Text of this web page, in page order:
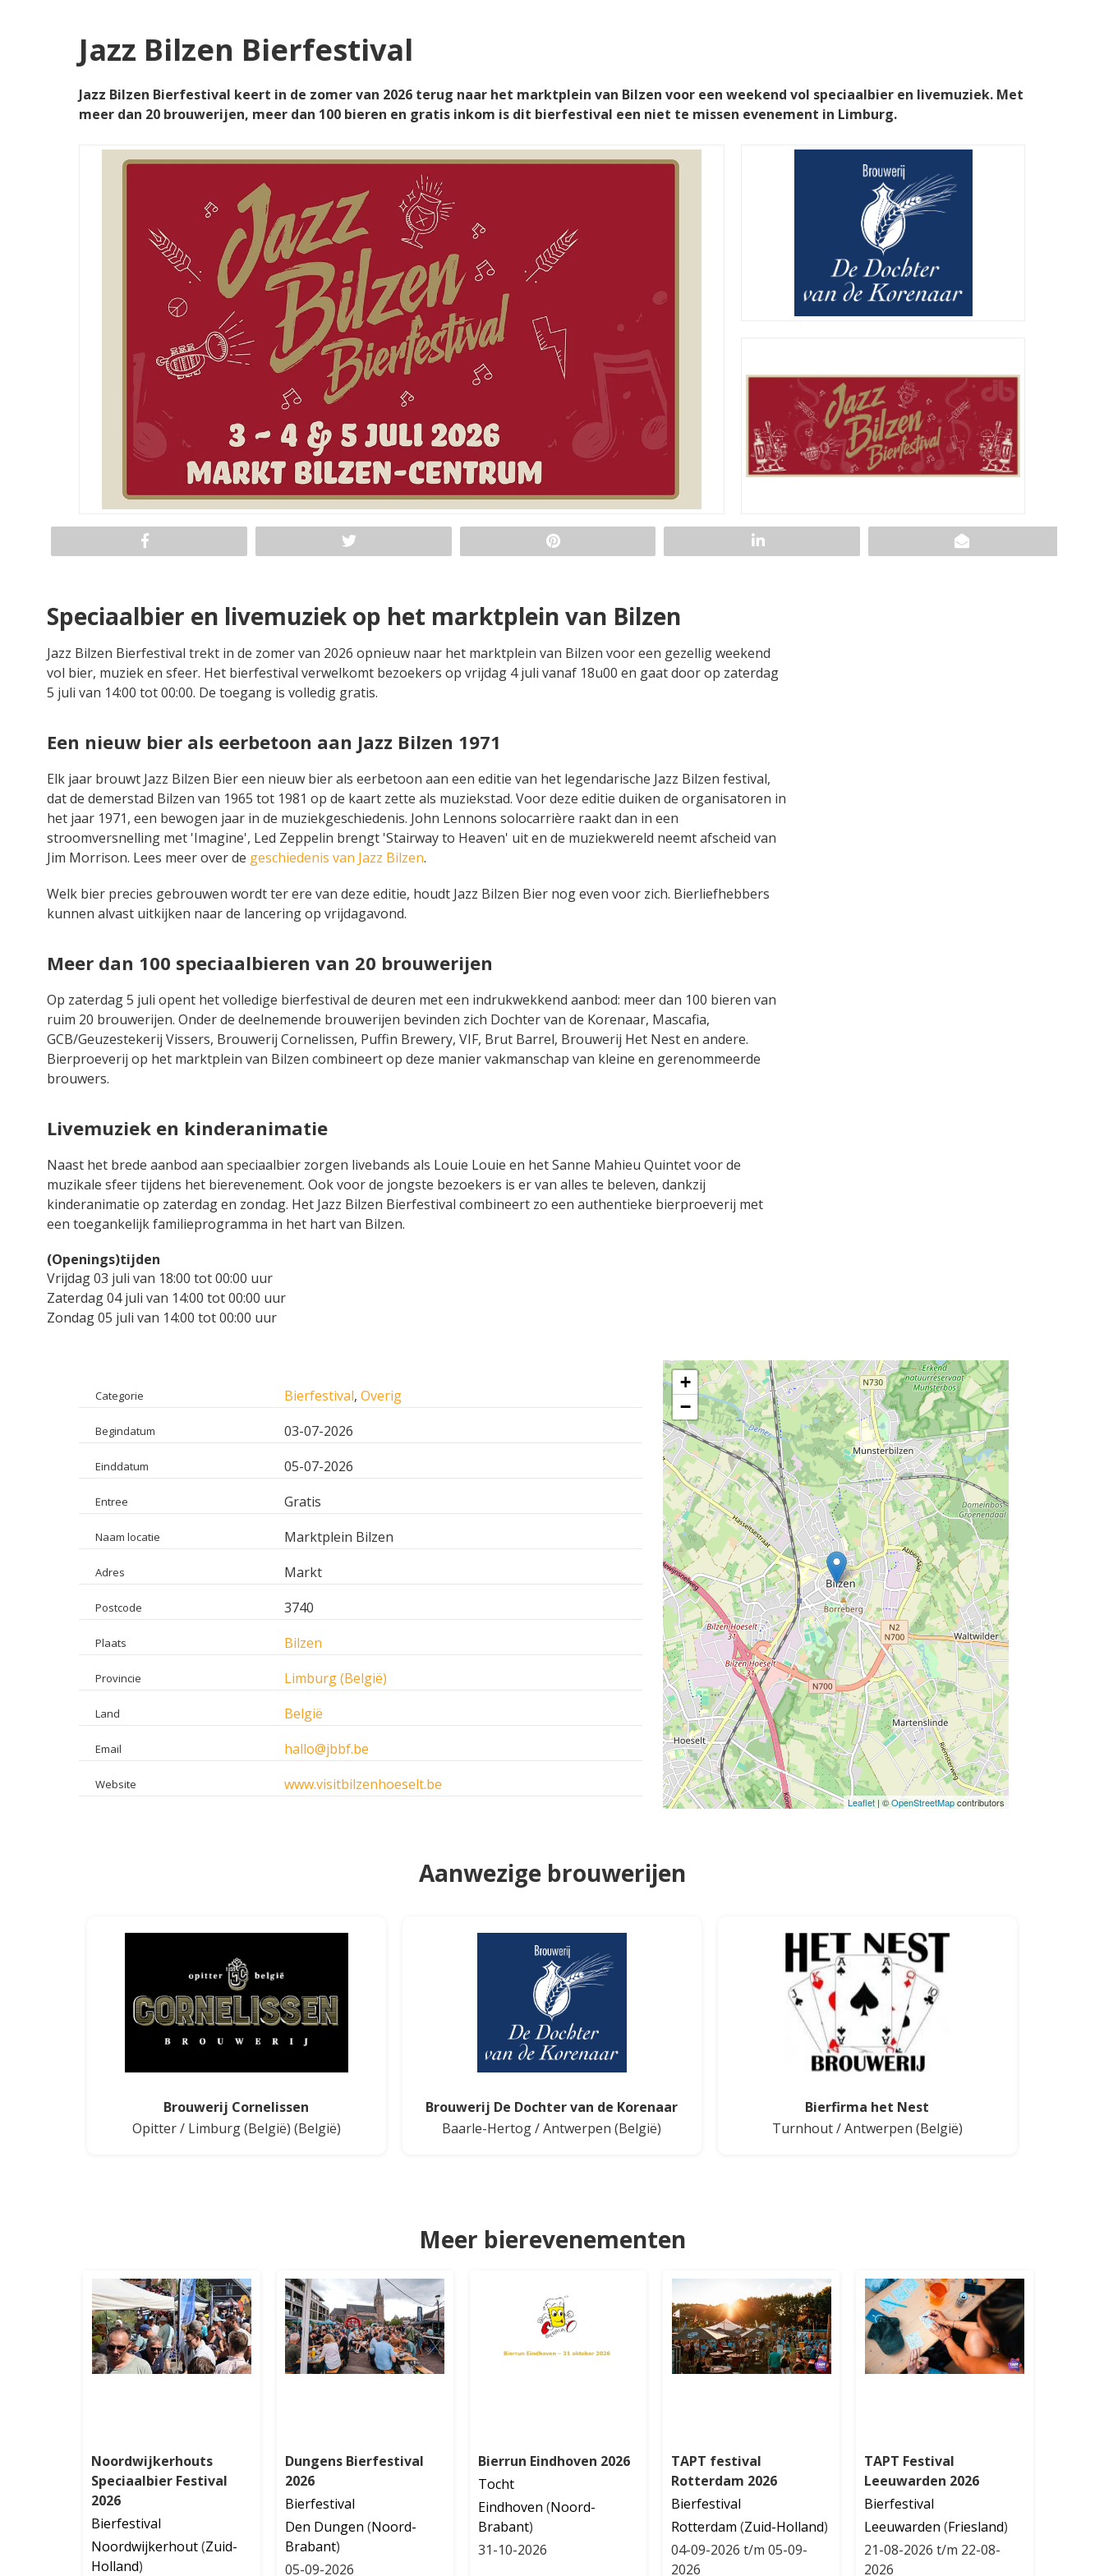
Jazz Bilzen Bierfestival
Jazz Bilzen Bierfestival keert in de zomer van 2026 terug naar het marktplein van Bilzen voor een weekend vol speciaalbier en livemuziek. Met
meer dan 20 brouwerijen, meer dan 100 bieren en gratis inkom is dit bierfestival een niet te missen evenement in Limburg.
Speciaalbier en livemuziek op het marktplein van Bilzen
Jazz Bilzen Bierfestival trekt in de zomer van 2026 opnieuw naar het marktplein van Bilzen voor een gezellig weekend
vol bier, muziek en sfeer. Het bierfestival verwelkomt bezoekers op vrijdag 4 juli vanaf 18u00 en gaat door op zaterdag
5 juli van 14:00 tot 00:00. De toegang is volledig gratis.
Een nieuw bier als eerbetoon aan Jazz Bilzen 1971
Elk jaar brouwt Jazz Bilzen Bier een nieuw bier als eerbetoon aan een editie van het legendarische Jazz Bilzen festival,
dat de demerstad Bilzen van 1965 tot 1981 op de kaart zette als muziekstad. Voor deze editie duiken de organisatoren in
het jaar 1971, een bewogen jaar in de muziekgeschiedenis. John Lennons solocarrière raakt dan in een
stroomversnelling met 'Imagine', Led Zeppelin brengt 'Stairway to Heaven' uit en de muziekwereld neemt afscheid van
Jim Morrison. Lees meer over de geschiedenis van Jazz Bilzen.
Welk bier precies gebrouwen wordt ter ere van deze editie, houdt Jazz Bilzen Bier nog even voor zich. Bierliefhebbers
kunnen alvast uitkijken naar de lancering op vrijdagavond.
Meer dan 100 speciaalbieren van 20 brouwerijen
Op zaterdag 5 juli opent het volledige bierfestival de deuren met een indrukwekkend aanbod: meer dan 100 bieren van
ruim 20 brouwerijen. Onder de deelnemende brouwerijen bevinden zich Dochter van de Korenaar, Mascafia,
GCB/Geuzestekerij Vissers, Brouwerij Cornelissen, Puffin Brewery, VIF, Brut Barrel, Brouwerij Het Nest en andere.
Bierproeverij op het marktplein van Bilzen combineert op deze manier vakmanschap van kleine en gerenommeerde
brouwers.
Livemuziek en kinderanimatie
Naast het brede aanbod aan speciaalbier zorgen livebands als Louie Louie en het Sanne Mahieu Quintet voor de
muzikale sfeer tijdens het bierevenement. Ook voor de jongste bezoekers is er van alles te beleven, dankzij
kinderanimatie op zaterdag en zondag. Het Jazz Bilzen Bierfestival combineert zo een authentieke bierproeverij met
een toegankelijk familieprogramma in het hart van Bilzen.
(Openings)tijden
Vrijdag 03 juli van 18:00 tot 00:00 uur
Zaterdag 04 juli van 14:00 tot 00:00 uur
Zondag 05 juli van 14:00 tot 00:00 uur
Categorie Bierfestival, Overig
Begindatum 03-07-2026
Einddatum 05-07-2026
Entree Gratis
Naam locatie Marktplein Bilzen
Adres Markt
Postcode 3740
Plaats Bilzen
Provincie Limburg (België)
Land België
Email hallo@jbbf.be
Website www.visitbilzenhoeselt.be
+
−
Leaflet| ©OpenStreetMapcontributors
Aanwezige brouwerijen
Brouwerij Cornelissen
Opitter/ Limburg (België) (België)
Brouwerij De Dochter van de Korenaar
Baarle-Hertog/Antwerpen (België)
Bierfirma het Nest
Turnhout/Antwerpen (België)
Meer bierevenementen
Noordwijkerhouts
Speciaalbier Festival
2026
Bierfestival
Noordwijkerhout(Zuid-
Holland)
Dungens Bierfestival
2026
Bierfestival
Den Dungen (Noord-
Brabant)
05-09-2026
Bierrun Eindhoven 2026
Tocht
Eindhoven (Noord-
Brabant)
31-10-2026
TAPT festival
Rotterdam 2026
Bierfestival
Rotterdam (Zuid-Holland)
04-09-2026 t/m 05-09-
2026
TAPT Festival
Leeuwarden 2026
Bierfestival
Leeuwarden (Friesland)
21-08-2026 t/m 22-08-
2026